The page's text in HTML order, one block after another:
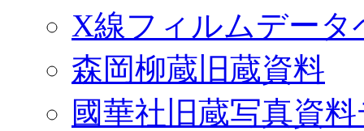
X線フィルムデータ
森岡柳蔵旧蔵資料
國華社旧蔵写真資